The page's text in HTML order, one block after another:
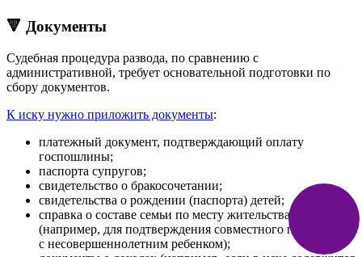
🔻 Документы
Судебная процедура развода, по сравнению с
административной, требует основательной подготовки по
сбору документов.
К иску нужно приложить документы:
платежный документ, подтверждающий оплату
госпошлины;
паспорта супругов;
свидетельство о бракосочетании;
свидетельства о рождении (паспорта) детей;
справка о составе семьи по месту жительства истца
(например, для подтверждения совместного проживания
с несовершеннолетним ребенком);